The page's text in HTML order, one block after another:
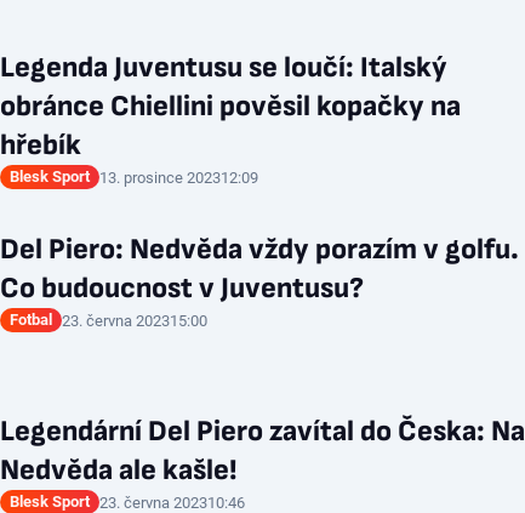
Legenda Juventusu se loučí: Italský
obránce Chiellini pověsil kopačky na
hřebík
Blesk Sport 13. prosince 202312:09
Del Piero: Nedvěda vždy porazím v golfu.
Co budoucnost v Juventusu?
Fotbal 23. června 202315:00
Legendární Del Piero zavítal do Česka: Na
Nedvěda ale kašle!
Blesk Sport 23. června 202310:46